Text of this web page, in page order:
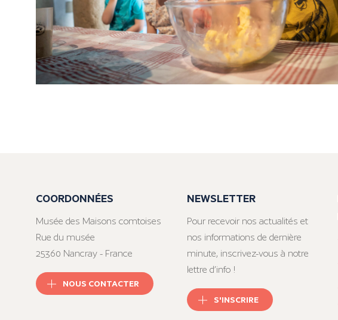
COORDONNÉES
Musée des Maisons comtoises
Rue du musée
25360 Nancray - France
NOUS CONTACTER
NEWSLETTER
Pour recevoir nos actualités et
nos informations de dernière
minute, inscrivez-vous à notre
lettre d’info !
S'INSCRIRE